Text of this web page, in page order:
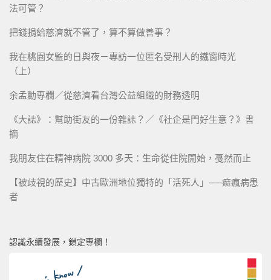
法可管？
把錢捐給慈濟就不管了，算不算做善事？
我在桃園女監的日與夜－專訪一位匿名受刑人的鐵窗時光
（上）
余孟勳專欄／從慈濟看台灣公益組織的財務透明
《大誌》：幫助街友的一份雜誌？／《社企是門好生意？》書
摘
我朋友住在精神病院 3000 多天：生命從住院開始，戞然而止
【被歧視的歷史】中古歐洲地位獨特的「活死人」──痲瘋病患
者
認識永續發展，鎖定專欄！